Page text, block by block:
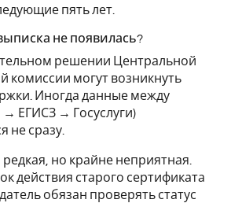
пять лет.
не появилась?
решении Центральной
комиссии могут возникнуть
Иногда данные между
ЕГИСЗ → Госуслуги)
не сразу.
но крайне неприятная.
действия старого сертификата
обязан проверять статус